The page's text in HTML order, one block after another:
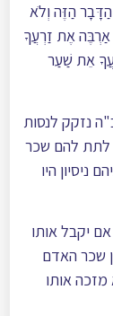
הַזֶּה וְלֹא
אֶת זַרְעֲךָ
אֵת שַׁעַר
נזקק לנסות
לתת להם שכר
היו
אם יקבל אותו
שכר האדם
מזכה אותו